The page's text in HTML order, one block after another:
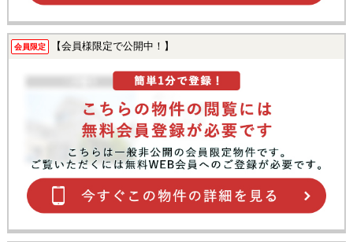
会員限定 【会員様限定で公開中！】